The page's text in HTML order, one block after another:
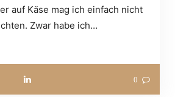
auf Käse mag ich einfach nicht
Zwar habe ich…
0